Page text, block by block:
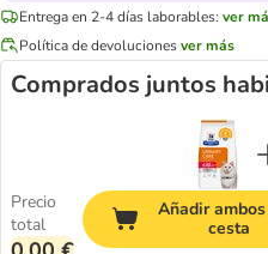
Entrega en 2-4 días laborables: ver
Política de devolucionesver más
Comprados juntos
Precio
total
Añadir
cesta